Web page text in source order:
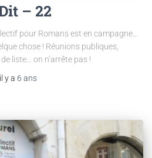
– 22
pour Romans est en campagne…
chose ! Réunions publiques,
liste… on n’arrête pas !
, il y a 6 ans